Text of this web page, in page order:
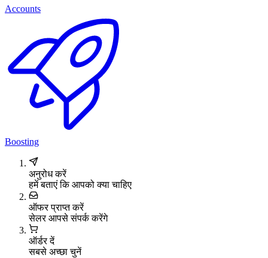
Accounts
Boosting
अनुरोध करें
हमें बताएं कि आपको क्या चाहिए
ऑफर प्राप्त करें
सेलर आपसे संपर्क करेंगे
ऑर्डर दें
सबसे अच्छा चुनें